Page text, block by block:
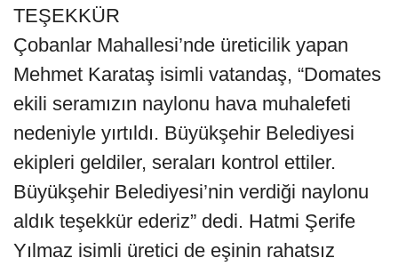
TEŞEKKÜR
Çobanlar Mahallesi’nde üreticilik yapan
Mehmet Karataş isimli vatandaş, “Domates
ekili seramızın naylonu hava muhalefeti
nedeniyle yırtıldı. Büyükşehir Belediyesi
ekipleri geldiler, seraları kontrol ettiler.
Büyükşehir Belediyesi’nin verdiği naylonu
aldık teşekkür ederiz” dedi. Hatmi Şerife
Yılmaz isimli üretici de eşinin rahatsız